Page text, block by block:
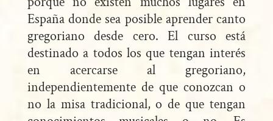
España donde sea posible aprender canto
gregoriano desde cero. El curso está
destinado a todos los que tengan interés
en acercarse al gregoriano,
independientemente de que conozcan o
no la misa tradicional, o de que tengan